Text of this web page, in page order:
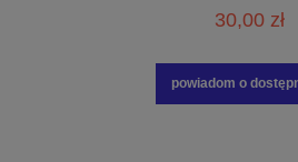
30,00 zł
powiadom o